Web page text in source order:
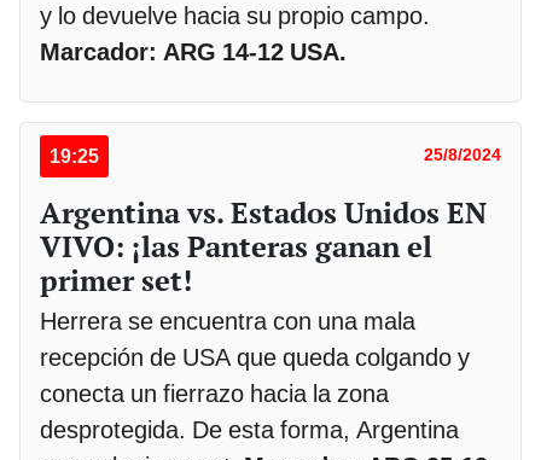
y lo devuelve hacia su propio campo.
Marcador: ARG 14-12 USA.
19:25 25/8/2024
Argentina vs. Estados Unidos EN
VIVO: ¡las Panteras ganan el
primer set!
Herrera se encuentra con una mala
recepción de USA que queda colgando y
conecta un fierrazo hacia la zona
desprotegida. De esta forma, Argentina